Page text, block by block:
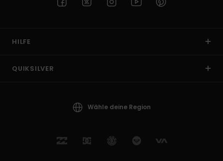
HILFE
QUIKSILVER
Wähle deine Region